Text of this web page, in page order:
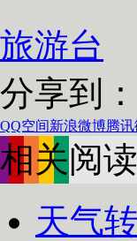
旅游台
分享到：
QQ空间新浪微博腾
相关阅读
天气